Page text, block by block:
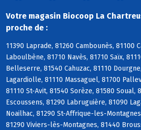
Votre magasin Biocoop La
proche de :
11390 Laprade, 81260 Cambounès, 81100
Laboulbène, 81710 Navès, 81710 Saïx,
Belleserre, 81540 Cahuzac, 81110
Lagardiolle, 81110 Massaguel, 81700
81110 St-Avit, 81540 Sorèze, 81580 Soual,
Escoussens, 81290 Labruguière, 81090
Noailhac, 81290 St-Affrique-les-
81290 Viviers-lès-Montagnes, 81440